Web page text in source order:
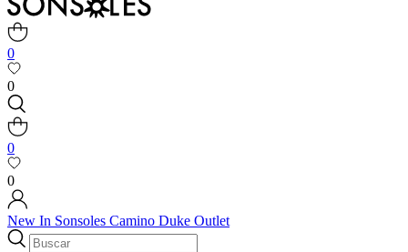
0
0
0
0
New In Sonsoles Camino Duke Outlet